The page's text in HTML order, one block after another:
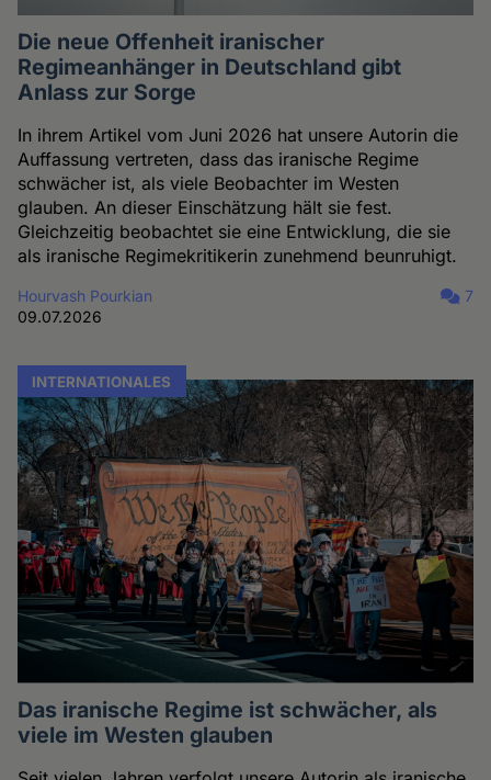
Die neue Offenheit iranischer
Regimeanhänger in Deutschland gibt
Anlass zur Sorge
In ihrem Artikel vom Juni 2026 hat unsere Autorin die
Auffassung vertreten, dass das iranische Regime
schwächer ist, als viele Beobachter im Westen
glauben. An dieser Einschätzung hält sie fest.
Gleichzeitig beobachtet sie eine Entwicklung, die sie
als iranische Regimekritikerin zunehmend beunruhigt.
Hourvash Pourkian
09.07.2026
7
INTERNATIONALES
Das iranische Regime ist schwächer, als
viele im Westen glauben